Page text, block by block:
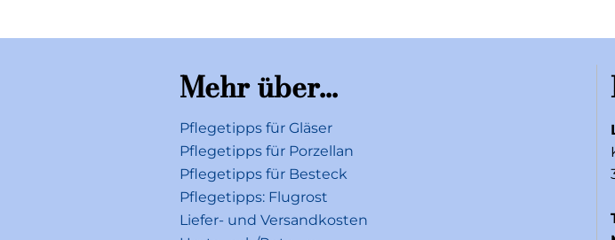
Mehr über...
Pflegetipps für Gläser
Pflegetipps für Porzellan
Pflegetipps für Besteck
Pflegetipps: Flugrost
Liefer- und Versandkosten